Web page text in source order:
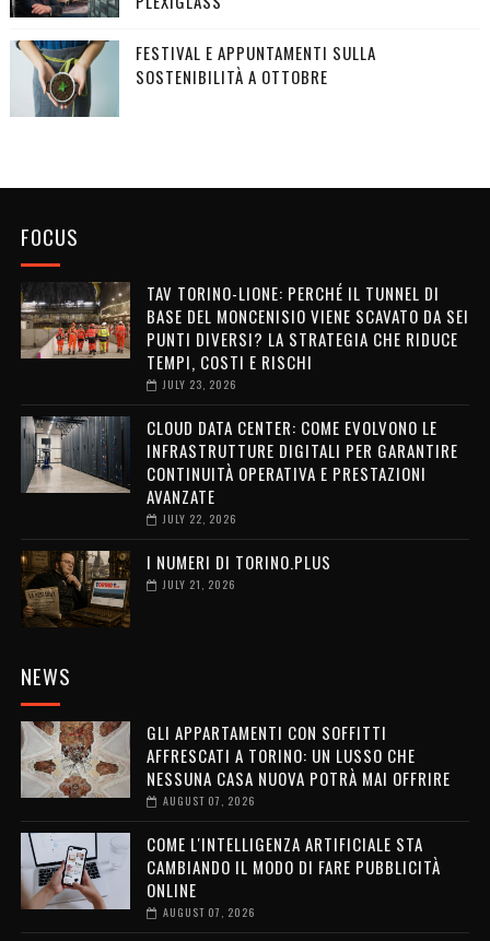
FESTIVAL E APPUNTAMENTI SULLA
SOSTENIBILITÀ A OTTOBRE
FOCUS
TAV TORINO-LIONE: PERCHÉ IL TUNNEL DI
BASE DEL MONCENISIO VIENE SCAVATO DA SEI
PUNTI DIVERSI? LA STRATEGIA CHE RIDUCE
TEMPI, COSTI E RISCHI
JULY 23, 2026
CLOUD DATA CENTER: COME EVOLVONO LE
INFRASTRUTTURE DIGITALI PER GARANTIRE
CONTINUITÀ OPERATIVA E PRESTAZIONI
AVANZATE
JULY 22, 2026
I NUMERI DI TORINO.PLUS
JULY 21, 2026
NEWS
GLI APPARTAMENTI CON SOFFITTI
AFFRESCATI A TORINO: UN LUSSO CHE
NESSUNA CASA NUOVA POTRÀ MAI OFFRIRE
AUGUST 07, 2026
COME L'INTELLIGENZA ARTIFICIALE STA
CAMBIANDO IL MODO DI FARE PUBBLICITÀ
ONLINE
AUGUST 07, 2026